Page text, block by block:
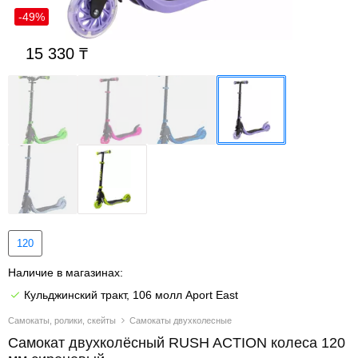
Самокаты, ролики, скейты Самокаты двухколесные
Самокат двухколёсный RUSH ACTION колеса 120
-49%
15 330
120
Наличие в магазинах:
Кульджинский тракт, 106 молл Aport East